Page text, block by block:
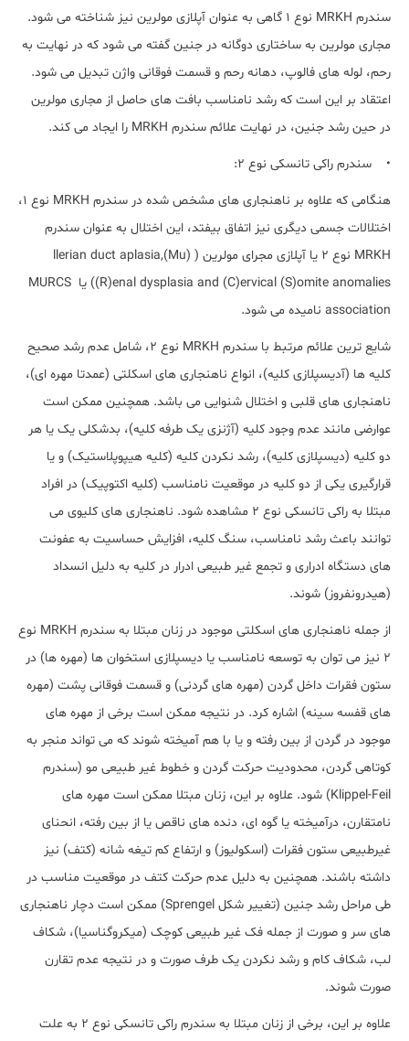
سندرم MRKH نوع 1 گاهی به عنوان آپلازی مولرین نیز شناخته می شود.
مجاری مولرین به ساختاری دوگانه در جنین گفته می شود که در نهایت به
رحم، لوله های فالوپ، دهانه رحم و قسمت فوقانی واژن تبدیل می شود.
اعتقاد بر این است که رشد نامناسب بافت های حاصل از مجاری مولرین
در حین رشد جنین، در نهایت علائم سندرم MRKH را ایجاد می کند.
• سندرم راکی تانسکی نوع 2:
هنگامی که علاوه بر ناهنجاری های مشخص شده در سندرم MRKH نوع 1،
اختلالات جسمی دیگری نیز اتفاق بیفتد، این اختلال به عنوان سندرم
MRKH نوع 2 یا آپلازی مجرای مولرین ( (Mu)llerian duct aplasia,
(R)enal dysplasia and (C)ervical (S)omite anomalies) یا MURCS
association نامیده می شود.
شایع ترین علائم مرتبط با سندرم MRKH نوع 2، شامل عدم رشد صحیح
کلیه ها (آدیسپلازی کلیه)، انواع ناهنجاری های اسکلتی (عمدتا مهره ای)،
ناهنجاری های قلبی و اختلال شنوایی می باشد. همچنین ممکن است
عوارضی مانند عدم وجود کلیه (آژنزی یک طرفه کلیه)، بدشکلی یک یا هر
دو کلیه (دیسپلازی کلیه)، رشد نکردن کلیه (کلیه هیپوپلاستیک) و یا
قرارگیری یکی از دو کلیه در موقعیت نامناسب (کلیه اکتوپیک) در افراد
مبتلا به راکی تانسکی نوع 2 مشاهده شود. ناهنجاری های کلیوی می
توانند باعث رشد نامناسب، سنگ کلیه، افزایش حساسیت به عفونت
های دستگاه ادراری و تجمع غیر طبیعی ادرار در کلیه به دلیل انسداد
(هیدرونفروز) شوند.
از جمله ناهنجاری های اسکلتی موجود در زنان مبتلا به سندرم MRKH نوع
2 نیز می توان به توسعه نامناسب یا دیسپلازی استخوان ها (مهره ها) در
ستون فقرات داخل گردن (مهره های گردنی) و قسمت فوقانی پشت (مهره
های قفسه سینه) اشاره کرد. در نتیجه ممکن است برخی از مهره های
موجود در گردن از بین رفته و یا با هم آمیخته شوند که می تواند منجر به
کوتاهی گردن، محدودیت حرکت گردن و خطوط غیر طبیعی مو (سندرم
Klippel-Feil) شود. علاوه بر این، زنان مبتلا ممکن است مهره های
نامتقارن، درآمیخته یا گوه ای، دنده های ناقص یا از بین رفته، انحنای
غیرطبیعی ستون فقرات (اسکولیوز) و ارتفاع کم تیغه شانه (کتف) نیز
داشته باشند. همچنین به دلیل عدم حرکت کتف در موقعیت مناسب در
طی مراحل رشد جنین (تغییر شکل Sprengel) ممکن است دچار ناهنجاری
های سر و صورت از جمله فک غیر طبیعی کوچک (میکروگناسیا)، شکاف
لب، شکاف کام و رشد نکردن یک طرف صورت و در نتیجه عدم تقارن
صورت شوند.
علاوه بر این، برخی از زنان مبتلا به سندرم راکی تانسکی نوع 2 به علت